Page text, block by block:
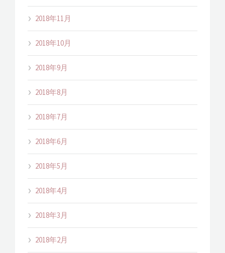
2018年11月
2018年10月
2018年9月
2018年8月
2018年7月
2018年6月
2018年5月
2018年4月
2018年3月
2018年2月